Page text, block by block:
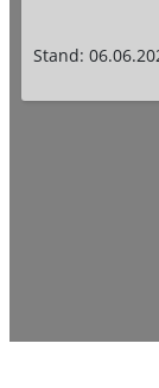
Stand: